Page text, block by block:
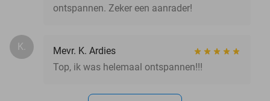
ontspannen. Zeker een aanrader!
K.
Mevr. K. Ardies
Top, ik was helemaal ontspannen!!!